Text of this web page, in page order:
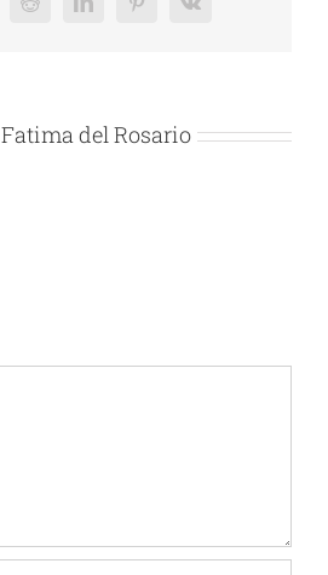
RedditLinkedInPinterest
Vk
Fatima del Rosario